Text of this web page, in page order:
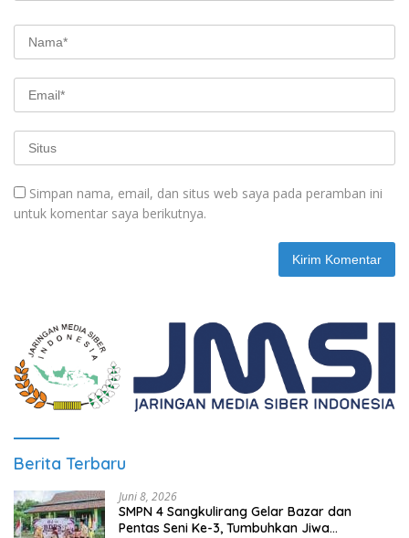
Simpan nama, email, dan situs web saya pada peramban ini
untuk komentar saya berikutnya.
Berita Terbaru
Juni 8, 2026
SMPN 4 Sangkulirang Gelar Bazar dan
Pentas Seni Ke-3, Tumbuhkan Jiwa